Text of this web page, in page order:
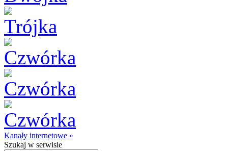
Kanały internetowe »
Szukaj w serwisie